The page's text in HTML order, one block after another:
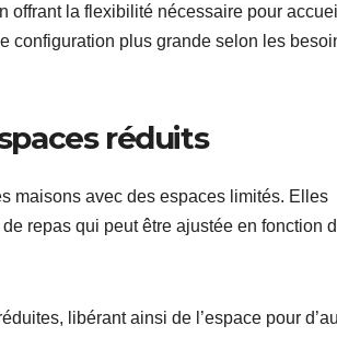
offrant la flexibilité nécessaire pour
configuration plus grande selon les
réduits
maisons avec des espaces limités. Elles
repas qui peut être ajustée en fonction
libérant ainsi de l’espace pour